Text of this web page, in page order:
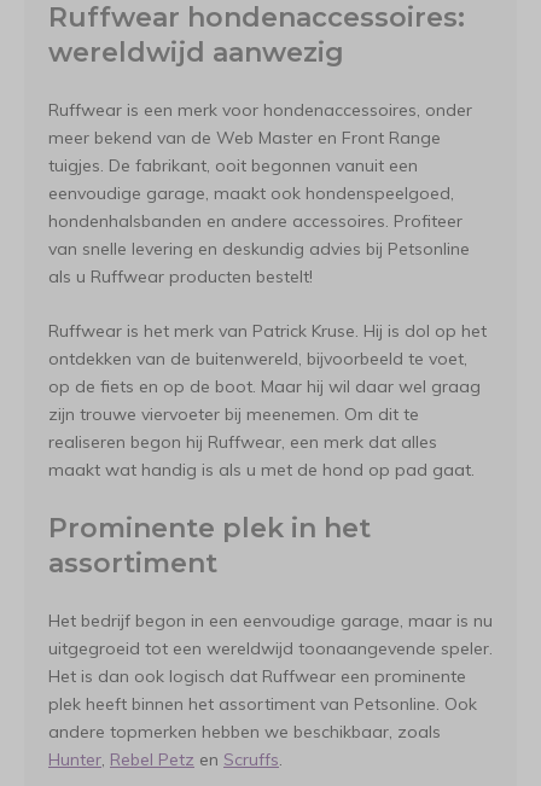
Ruffwear hondenaccessoires:
wereldwijd aanwezig
Ruffwear is een merk voor hondenaccessoires, onder
meer bekend van de Web Master en Front Range
tuigjes. De fabrikant, ooit begonnen vanuit een
eenvoudige garage, maakt ook hondenspeelgoed,
hondenhalsbanden en andere accessoires. Profiteer
van snelle levering en deskundig advies bij Petsonline
als u Ruffwear producten bestelt!
Ruffwear is het merk van Patrick Kruse. Hij is dol op het
ontdekken van de buitenwereld, bijvoorbeeld te voet,
op de fiets en op de boot. Maar hij wil daar wel graag
zijn trouwe viervoeter bij meenemen. Om dit te
realiseren begon hij Ruffwear, een merk dat alles
maakt wat handig is als u met de hond op pad gaat.
Prominente plek in het
assortiment
Het bedrijf begon in een eenvoudige garage, maar is nu
uitgegroeid tot een wereldwijd toonaangevende speler.
Het is dan ook logisch dat Ruffwear een prominente
plek heeft binnen het assortiment van Petsonline. Ook
andere topmerken hebben we beschikbaar, zoals
Hunter, Rebel Petz en Scruffs.